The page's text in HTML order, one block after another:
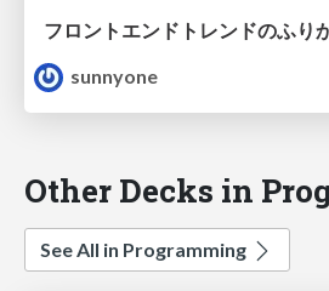
sunnyone
Other Decks in
See All in Programming